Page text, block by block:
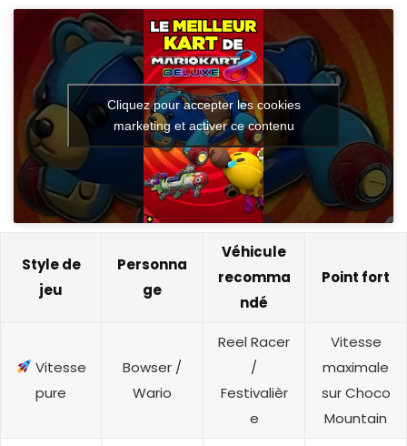
Cliquez pour accepter les cookies
marketing et activer ce contenu
Style de
jeu
Personna
ge
Véhicule
recomma
ndé
Point fort
Vitesse
pure
Bowser /
Wario
Reel Racer
/
Festivalièr
e
Vitesse
maximale
sur Choco
Mountain